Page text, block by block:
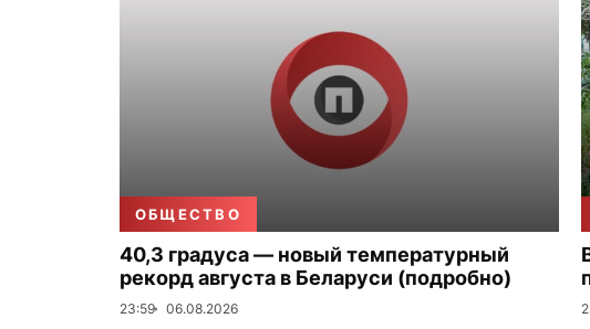
ОБЩЕСТВО
40,3 градуса — новый температурный
рекорд августа в Беларуси (подробно)
23:59 06.08.2026